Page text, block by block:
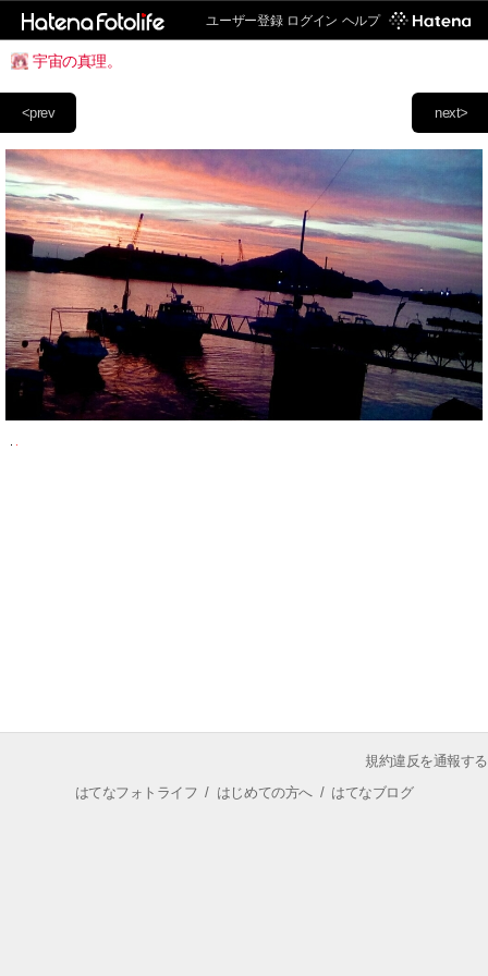
ユーザー登録 ログイン ヘルプ
宇宙の真理。
next>
<prev
規約違反を通報する
はてなフォトライフ / はじめての方へ/ はてなブログ